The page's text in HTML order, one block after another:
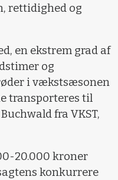
rettidighed og
en ekstrem grad af
og
i vækstsæsonen
transporteres til
fra VKST,
20.000 kroner
konkurrere